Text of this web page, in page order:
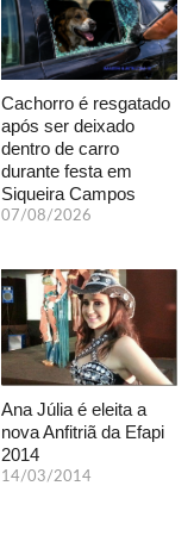
Cachorro é resgatado
após ser deixado
dentro de carro
durante festa em
Siqueira Campos
07/08/2026
Ana Júlia é eleita a
nova Anfitriã da Efapi
2014
14/03/2014